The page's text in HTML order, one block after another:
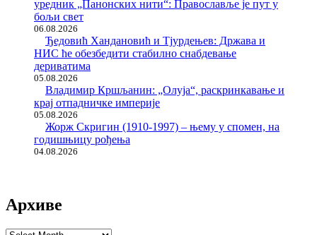
уредник „Панонских нити“: Православље је пут у
бољи свет
06.08.2026
Ђедовић Хандановић и Тјурдењев: Држава и
НИС ће обезбедити стабилно снабдевање
дериватима
05.08.2026
Владимир Кршљанин: „Олуја“, раскринкавање и
крај отпадничке империје
05.08.2026
Жорж Скригин (1910-1997) – њему у спомен, на
годишњицу рођења
04.08.2026
Архиве